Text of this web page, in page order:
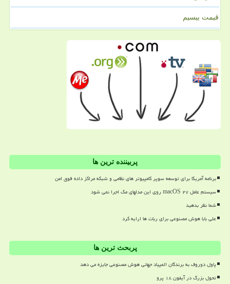
قیمت بیسیم
پربیننده ترین ها
برنامه آمریکا برای توسعه سوپر کامپیوتر های نظامی و شبکه مراکز داده فوق امن
سیستم عامل macOS ۲۷ روی این مدلهای مک اجرا نمی شود
شما نظر بدهید
علی بابا هوش مصنوعی برای ربات ها ارایه کرد
پربحث ترین ها
پاول دوروف به برندگان المپیاد جهانی هوش مصنوعی جایزه می دهد
تحول بزرگ در آیفون ۱۸ پرو